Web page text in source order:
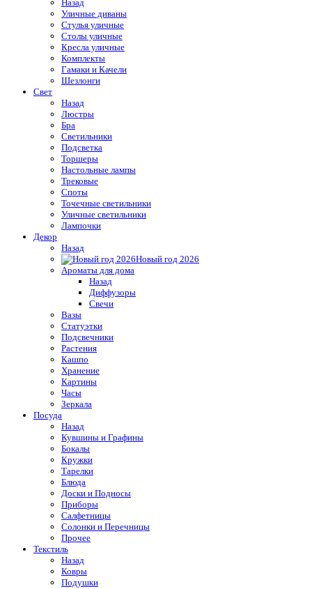
Назад
Уличные диваны
Стулья уличные
Столы уличные
Кресла уличные
Комплекты
Гамаки и Качели
Шезлонги
Свет
Назад
Люстры
Бра
Светильники
Подсветка
Торшеры
Настольные лампы
Трековые
Споты
Точечные светильники
Уличные светильники
Лампочки
Декор
Назад
Новый год 2026
Ароматы для дома
Назад
Диффузоры
Свечи
Вазы
Статуэтки
Подсвечники
Растения
Кашпо
Хранение
Картины
Часы
Зеркала
Посуда
Назад
Кувшины и Графины
Бокалы
Кружки
Тарелки
Блюда
Доски и Подносы
Приборы
Салфетницы
Солонки и Перечницы
Прочее
Текстиль
Назад
Ковры
Подушки